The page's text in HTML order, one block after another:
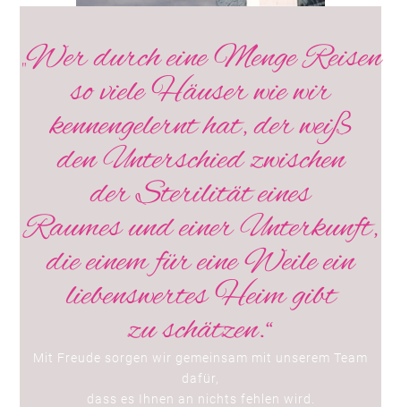
„Wer durch eine Menge Reisen
so viele Häuser wie wir
kennengelernt hat, der weiß
den Unterschied zwischen
der Sterilität eines
Raumes und einer Unterkunft,
die einem für eine Weile ein
liebenswertes Heim gibt
zu schätzen.“
Mit Freude sorgen wir gemeinsam mit unserem Team
dafür,
dass es Ihnen an nichts fehlen wird.